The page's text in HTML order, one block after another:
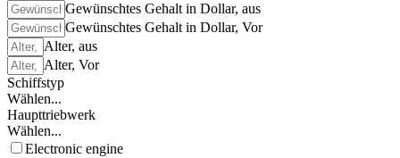
Gewünschtes Gehalt in Dollar, aus
Gewünschtes Gehalt in Dollar, Vor
Alter, aus
Alter, Vor
Schiffstyp
Wählen...
Haupttriebwerk
Wählen...
Electronic engine